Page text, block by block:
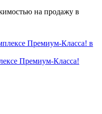
на продажу в
Премиум-Класса!